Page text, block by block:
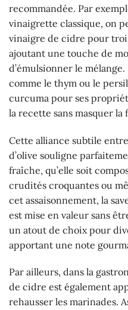
recommandée. Par
vinaigrette classique, on
vinaigre de cidre pour
ajoutant une touche de
d’émulsionner le mélange.
comme le thym ou le
curcuma pour ses
la recette sans masquer la
Cette alliance subtile
d’olive souligne
fraîche, qu’elle soit
crudités croquantes ou
cet assaisonnement, la
est mise en valeur sans
un atout de choix pour
apportant une note
Par ailleurs, dans la
de cidre est également
rehausser les marinades.